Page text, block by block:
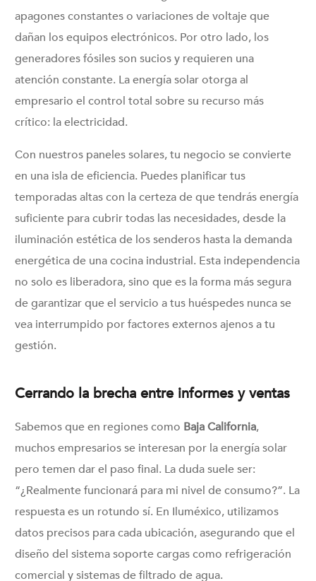
apagones constantes o variaciones de voltaje que
dañan los equipos electrónicos. Por otro lado, los
generadores fósiles son sucios y requieren una
atención constante. La energía solar otorga al
empresario el control total sobre su recurso más
crítico: la electricidad.
Con nuestros paneles solares, tu negocio se convierte
en una isla de eficiencia. Puedes planificar tus
temporadas altas con la certeza de que tendrás energía
suficiente para cubrir todas las necesidades, desde la
iluminación estética de los senderos hasta la demanda
energética de una cocina industrial. Esta independencia
no solo es liberadora, sino que es la forma más segura
de garantizar que el servicio a tus huéspedes nunca se
vea interrumpido por factores externos ajenos a tu
gestión.
Cerrando la brecha entre informes y ventas
Sabemos que en regiones como Baja California,
muchos empresarios se interesan por la energía solar
pero temen dar el paso final. La duda suele ser:
“¿Realmente funcionará para mi nivel de consumo?”. La
respuesta es un rotundo sí. En Iluméxico, utilizamos
datos precisos para cada ubicación, asegurando que el
diseño del sistema soporte cargas como refrigeración
comercial y sistemas de filtrado de agua.